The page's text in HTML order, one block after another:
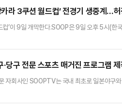
라 3쿠션 월드컵’ 전경기 생중계…
’이 9일 개막한다.SOOP은 9일 오후 5시(한
시드권자와 예선을 통과한 선수 18명이 본
당구 전문 스포츠 매거진 프로그램
자회사인 SOOPTV는 국내 최초로 일본야구
명은 ‘스포츠! SOOP!’이다. ‘스포츠! SOOP!’